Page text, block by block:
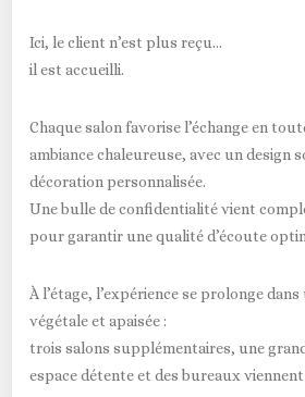
Ici, le client n’est plus reçu…
il est accueilli.
Chaque salon favorise l’échange en
ambiance chaleureuse, avec un design
décoration personnalisée.
Une bulle de confidentialité vient
pour garantir une qualité d’écoute
À l’étage, l’expérience se prolonge
végétale et apaisée :
trois salons supplémentaires, une
espace détente et des bureaux